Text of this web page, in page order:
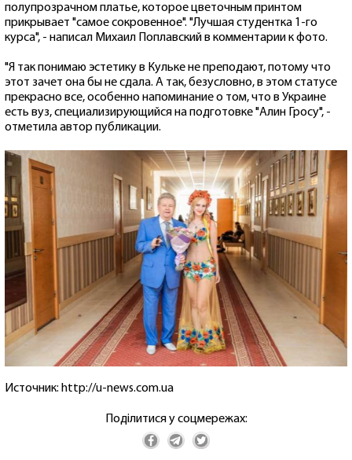
полупрозрачном платье, которое цветочным принтом
прикрывает "самое сокровенное". "Лучшая студентка 1-го
курса", - написал Михаил Поплавский в комментарии к фото.
"Я так понимаю эстетику в Кульке не преподают, потому что
этот зачет она бы не сдала. А так, безусловно, в этом статусе
прекрасно все, особенно напоминание о том, что в Украине
есть вуз, специализирующийся на подготовке "Алин Гросу", -
отметила автор публикации.
Источник: http://u-news.com.ua
Поділитися у соцмережах: